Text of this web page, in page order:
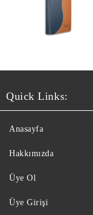
Quick Links:
Anasayfa
Hakkımızda
Üye Ol
Üye Girişi